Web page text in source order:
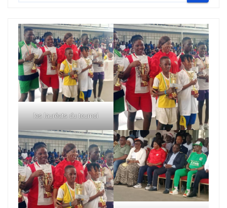
les lauréats du tournoi